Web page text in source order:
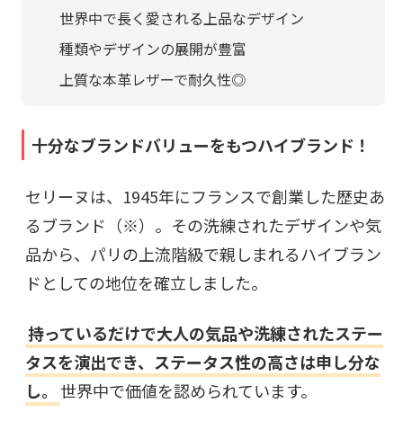
世界中で長く愛される上品なデザイン
種類やデザインの展開が豊富
上質な本革レザーで耐久性◎
十分なブランドバリューをもつハイブランド！
セリーヌは、1945年にフランスで創業した歴史あ
るブランド（※）。その洗練されたデザインや気
品から、パリの上流階級で親しまれるハイブラン
ドとしての地位を確立しました。
持っているだけで大人の気品や洗練されたステー
タスを演出でき、ステータス性の高さは申し分な
し。 世界中で価値を認められています。